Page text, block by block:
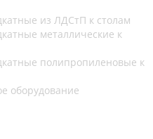
из ЛДСтП к столам
металлические к
полипропиленовые к
оборудование